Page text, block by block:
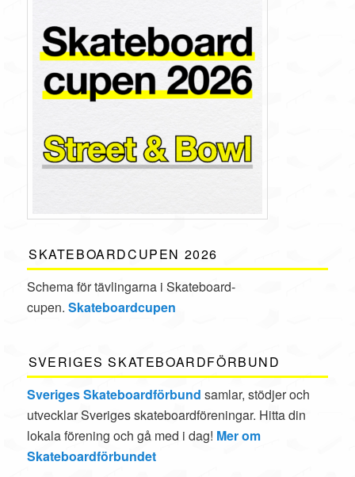
SKATEBOARDCUPEN 2026
Schema för tävlingarna i Skate­board­
cupen.Skateboardcupen
SVERIGES SKATEBOARDFÖRBUND
Sveriges Skateboardförbund samlar, stödjer och
utvecklar Sveriges skateboardföreningar. Hitta din
lokala förening och gå med i dag! Mer om
Skateboardförbundet